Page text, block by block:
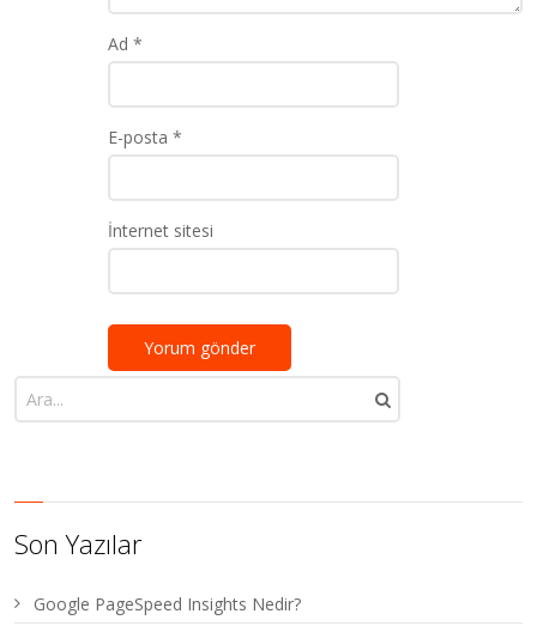
Ad*
E-posta*
İnternet sitesi
Son Yazılar
Google PageSpeed Insights Nedir?